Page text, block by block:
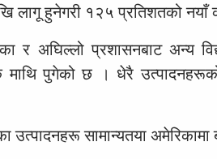
लागू हुनेगरी १२५ प्रतिशतको
र अघिल्लो प्रशासनबाट अन्य
पुगेको छ । धेरै
उत्पादनहरू सामान्यतया